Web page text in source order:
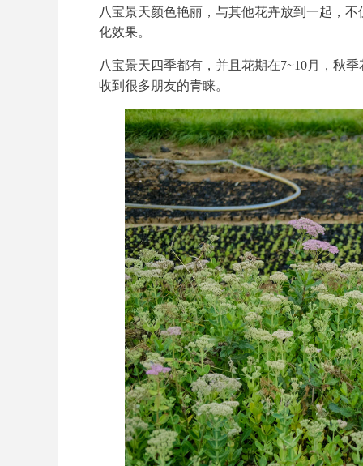
八宝景天颜色艳丽，与其他花卉放到一起，
化效果。
八宝景天四季都有，并且花期在7~10月，秋
收到很多朋友的青睐。